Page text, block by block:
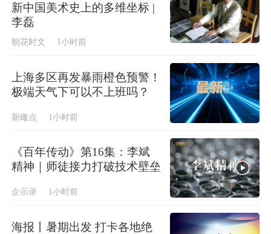
新中国美术史上的多维坐标 |
李磊
朝花时文 1小时前
上海多区再发暴雨橙色预警！
极端天气下可以不上班吗？
新瞰点 1小时前
《百年传动》第16集：李斌
精神｜师徒接力打破技术壁垒
企示录 1小时前
海报丨暑期出发 打卡各地绝